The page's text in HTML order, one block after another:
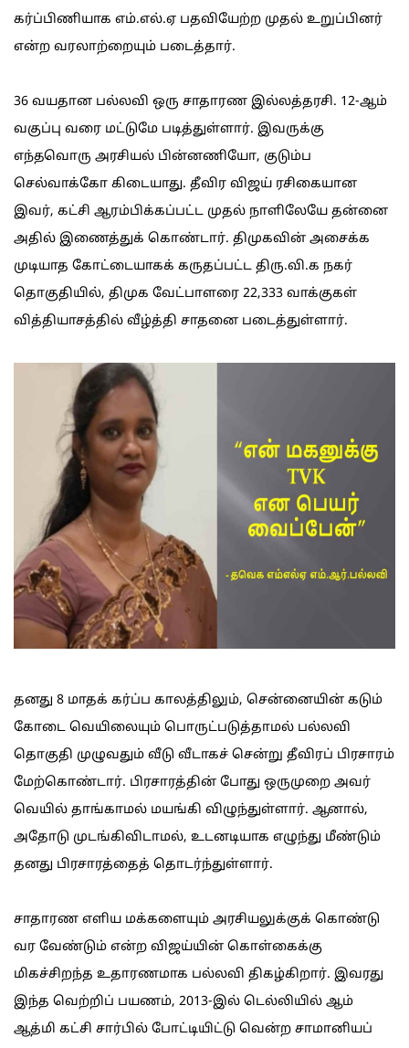
கர்ப்பிணியாக எம்.எல்.ஏ பதவியேற்ற முதல் உறுப்பினர்
என்ற வரலாற்றையும் படைத்தார்.
36 வயதான பல்லவி ஒரு சாதாரண இல்லத்தரசி. 12-ஆம்
வகுப்பு வரை மட்டுமே படித்துள்ளார். இவருக்கு
எந்தவொரு அரசியல் பின்னணியோ, குடும்ப
செல்வாக்கோ கிடையாது. தீவிர விஜய் ரசிகையான
இவர், கட்சி ஆரம்பிக்கப்பட்ட முதல் நாளிலேயே தன்னை
அதில் இணைத்துக் கொண்டார். திமுகவின் அசைக்க
முடியாத கோட்டையாகக் கருதப்பட்ட திரு.வி.க நகர்
தொகுதியில், திமுக வேட்பாளரை 22,333 வாக்குகள்
வித்தியாசத்தில் வீழ்த்தி சாதனை படைத்துள்ளார்.
தனது 8 மாதக் கர்ப்ப காலத்திலும், சென்னையின் கடும்
கோடை வெயிலையும் பொருட்படுத்தாமல் பல்லவி
தொகுதி முழுவதும் வீடு வீடாகச் சென்று தீவிரப் பிரசாரம்
மேற்கொண்டார். பிரசாரத்தின் போது ஒருமுறை அவர்
வெயில் தாங்காமல் மயங்கி விழுந்துள்ளார். ஆனால்,
அதோடு முடங்கிவிடாமல், உடனடியாக எழுந்து மீண்டும்
தனது பிரசாரத்தைத் தொடர்ந்துள்ளார்.
சாதாரண எளிய மக்களையும் அரசியலுக்குக் கொண்டு
வர வேண்டும் என்ற விஜய்யின் கொள்கைக்கு
மிகச்சிறந்த உதாரணமாக பல்லவி திகழ்கிறார். இவரது
இந்த வெற்றிப் பயணம், 2013-இல் டெல்லியில் ஆம்
ஆத்மி கட்சி சார்பில் போட்டியிட்டு வென்ற சாமானியப்